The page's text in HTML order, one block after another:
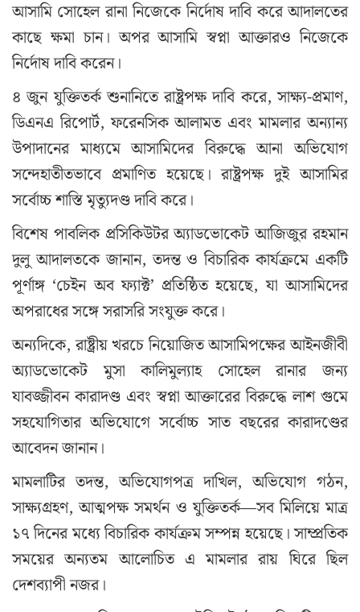
আসামি সোহেল রানা নিজেকে নির্দোষ দাবি করে আদালতের
কাছে ক্ষমা চান। অপর আসামি স্বপ্না আক্তারও নিজেকে
নির্দোষ দাবি করেন।
৪ জুন যুক্তিতর্ক শুনানিতে রাষ্ট্রপক্ষ দাবি করে, সাক্ষ্য-প্রমাণ,
ডিএনএ রিপোর্ট, ফরেনসিক আলামত এবং মামলার অন্যান্য
উপাদানের মাধ্যমে আসামিদের বিরুদ্ধে আনা অভিযোগ
সন্দেহাতীতভাবে প্রমাণিত হয়েছে। রাষ্ট্রপক্ষ দুই আসামির
সর্বোচ্চ শাস্তি মৃত্যুদণ্ড দাবি করে।
বিশেষ পাবলিক প্রসিকিউটর অ্যাডভোকেট আজিজুর রহমান
দুলু আদালতকে জানান, তদন্ত ও বিচারিক কার্যক্রমে একটি
পূর্ণাঙ্গ ‘চেইন অব ফ্যাক্ট’ প্রতিষ্ঠিত হয়েছে, যা আসামিদের
অপরাধের সঙ্গে সরাসরি সংযুক্ত করে।
অন্যদিকে, রাষ্ট্রীয় খরচে নিয়োজিত আসামিপক্ষের আইনজীবী
অ্যাডভোকেট মুসা কালিমুল্যাহ সোহেল রানার জন্য
যাবজ্জীবন কারাদণ্ড এবং স্বপ্না আক্তারের বিরুদ্ধে লাশ গুমে
সহযোগিতার অভিযোগে সর্বোচ্চ সাত বছরের কারাদণ্ডের
আবেদন জানান।
মামলাটির তদন্ত, অভিযোগপত্র দাখিল, অভিযোগ গঠন,
সাক্ষ্যগ্রহণ, আত্মপক্ষ সমর্থন ও যুক্তিতর্ক—সব মিলিয়ে মাত্র
১৭ দিনের মধ্যে বিচারিক কার্যক্রম সম্পন্ন হয়েছে। সাম্প্রতিক
সময়ের অন্যতম আলোচিত এ মামলার রায় ঘিরে ছিল
দেশব্যাপী নজর।